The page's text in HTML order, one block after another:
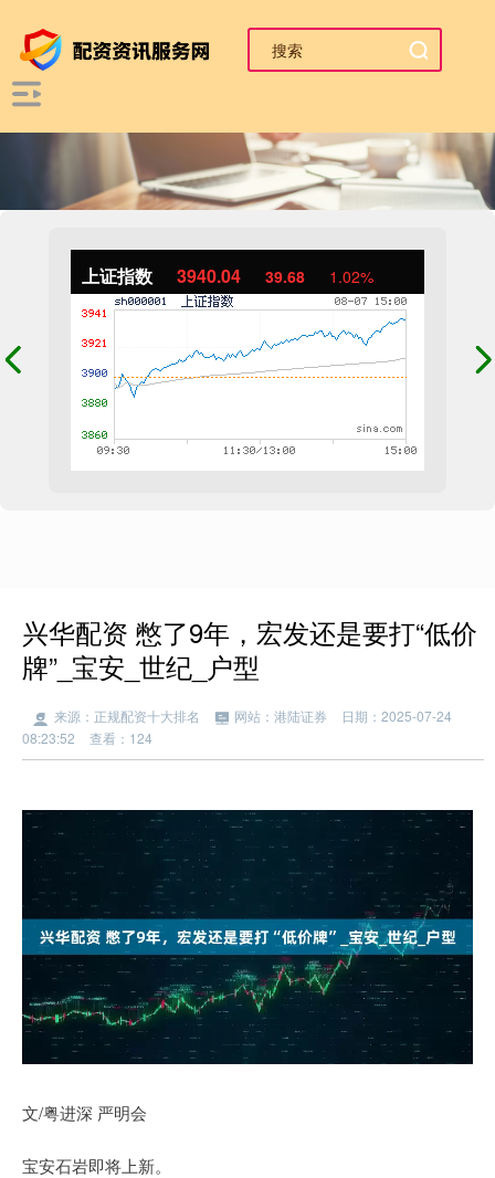
上证指数 3940.04 39.68 1.02%
兴华配资 憋了9年，宏发还是要打“低价
牌”_宝安_世纪_户型
来源：正规配资十大排名 网站：港陆证券
日期：2025-07-24
08:23:52
查看：124
文/粤进深 严明会
宝安石岩即将上新。